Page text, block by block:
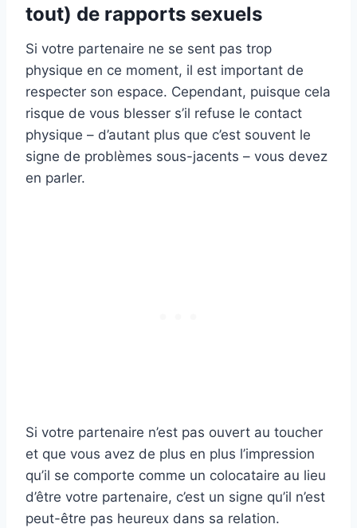
tout) de rapports sexuels
Si votre partenaire ne se sent pas trop
physique en ce moment, il est important de
respecter son espace. Cependant, puisque cela
risque de vous blesser s’il refuse le contact
physique – d’autant plus que c’est souvent le
signe de problèmes sous-jacents – vous devez
en parler.
Si votre partenaire n’est pas ouvert au toucher
et que vous avez de plus en plus l’impression
qu’il se comporte comme un colocataire au lieu
d’être votre partenaire, c’est un signe qu’il n’est
peut-être pas heureux dans sa relation.